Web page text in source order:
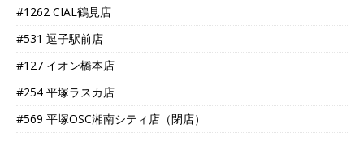
#1262 CIAL鶴見店
#531 逗子駅前店
#127 イオン橋本店
#254 平塚ラスカ店
#569 平塚OSC湘南シティ店（閉店）